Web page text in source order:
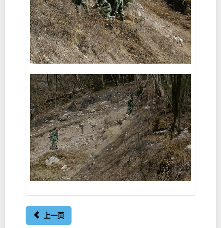
上一页